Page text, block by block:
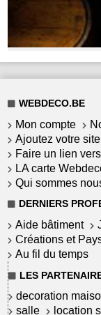
WEBDECO.BE
Mon compte
Ajoutez votre site
Faire un lien
LA carte
Qui sommes
DERNIERS
Aide bâtiment
Créations et
Au fil du temps
LES
decoration
salle
location